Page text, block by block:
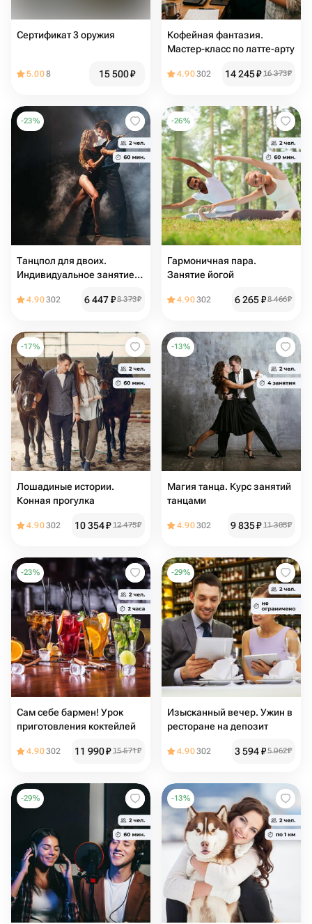
Сертификат 3 оружия
5.008 15 500₽
Кофейная фантазия.
Мастер-класс по латте-арту
4.90302 14 245₽ 16 373₽
-23%
Танцпол для двоих.
Индивидуальное занятие
4.90302 6 447₽8 373₽
-26%
Гармоничная пара.
Занятие йогой
4.90302 6 265₽8 466₽
-17%
Лошадиные истории.
Конная прогулка
4.90302 10 354₽ 12 475₽
-13%
Магия танца. Курс занятий
танцами
4.90302 9 835₽ 11 305₽
-23%
Сам себе бармен! Урок
приготовления коктейлей
4.90302 11 990₽ 15 571₽
-29%
Изысканный вечер. Ужин в
ресторане на депозит
4.90302 3 594₽5 062₽
-29% -13%